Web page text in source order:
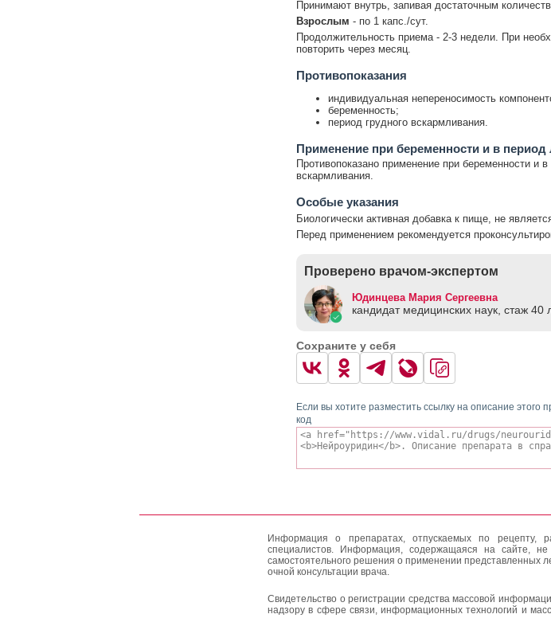
Принимают внутрь, запивая достаточным
Взрослым - по 1 капс./сут.
Продолжительность приема - 2-3 недели. При
повторить через месяц.
Противопоказания
индивидуальная непереносимость
беременность;
период грудного вскармливания.
Применение при беременности и в период
Противопоказано применение при беременности и в
вскармливания.
Особые указания
Биологически активная добавка к пище, не
Перед применением рекомендуется
Проверено врачом-экспертом
Юдинцева Мария Сергеевна
кандидат медицинских наук, стаж 40
Сохраните у себя
Если вы хотите разместить ссылку на описание этого
код
Информация о препаратах, отпускаемых по рецепту,
специалистов. Информация, содержащаяся на сайте,
самостоятельного решения о применении представленных
очной консультации врача.
Свидетельство о регистрации средства массовой
надзору в сфере связи, информационных технологий и